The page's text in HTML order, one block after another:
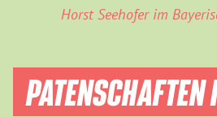
Horst Seehofer im
PATENSCHAFTEN